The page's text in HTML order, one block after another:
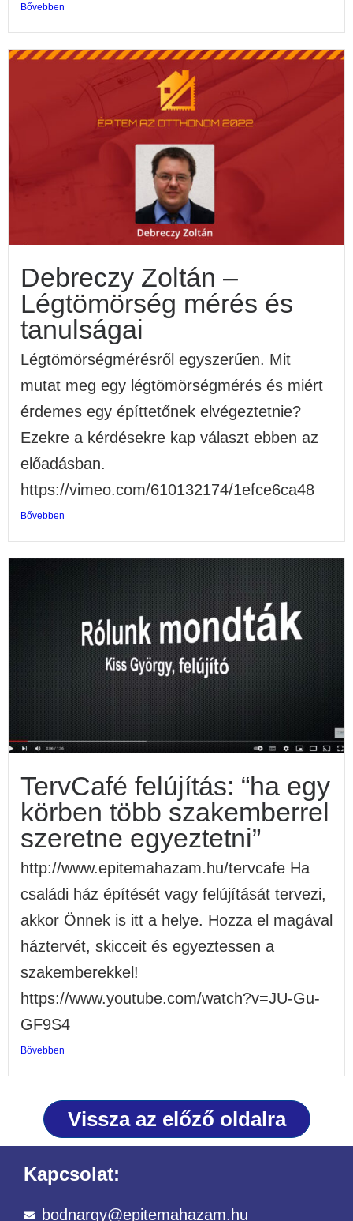
Bővebben
Debreczy Zoltán –
Légtömörség mérés és
tanulságai
Légtömörségmérésről egyszerűen. Mit
mutat meg egy légtömörségmérés és miért
érdemes egy építtetőnek elvégeztetnie?
Ezekre a kérdésekre kap választ ebben az
előadásban.
https://vimeo.com/610132174/1efce6ca48
Bővebben
TervCafé felújítás: “ha egy
körben több szakemberrel
szeretne egyeztetni”
http://www.epitemahazam.hu/tervcafe Ha
családi ház építését vagy felújítását tervezi,
akkor Önnek is itt a helye. Hozza el magával
háztervét, skicceit és egyeztessen a
szakemberekkel!
https://www.youtube.com/watch?v=JU-Gu-
GF9S4
Bővebben
Vissza az előző oldalra
Kapcsolat:
bodnargy@epitemahazam.hu